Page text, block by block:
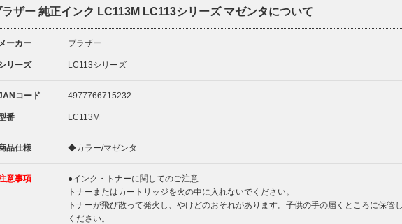
ラザー 純正インク LC113M LC113シリーズ マゼンタについて
ーカー ブラザー
リーズ LC113シリーズ
コード 4977766715232
番 LC113M
品仕様 ◆カラー/マゼンタ
意事項
●インク・トナーに関してのご注意
トナーまたはカートリッジを火の中に入れないでください。
トナーが飛び散って発火し、やけどのおそれがあります。子供の手の届くところに保管
ください。